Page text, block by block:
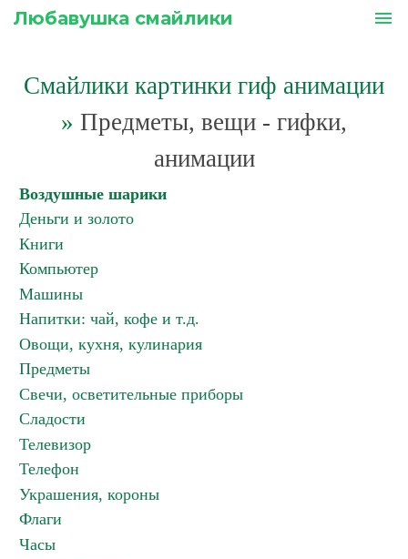
Любавушка смайлики menu
Смайлики картинки гиф анимации
» Предметы, вещи - гифки,
анимации
Воздушные шарики
Деньги и золото
Книги
Компьютер
Машины
Напитки: чай, кофе и т.д.
Овощи, кухня, кулинария
Предметы
Свечи, осветительные приборы
Сладости
Телевизор
Телефон
Украшения, короны
Флаги
Часы